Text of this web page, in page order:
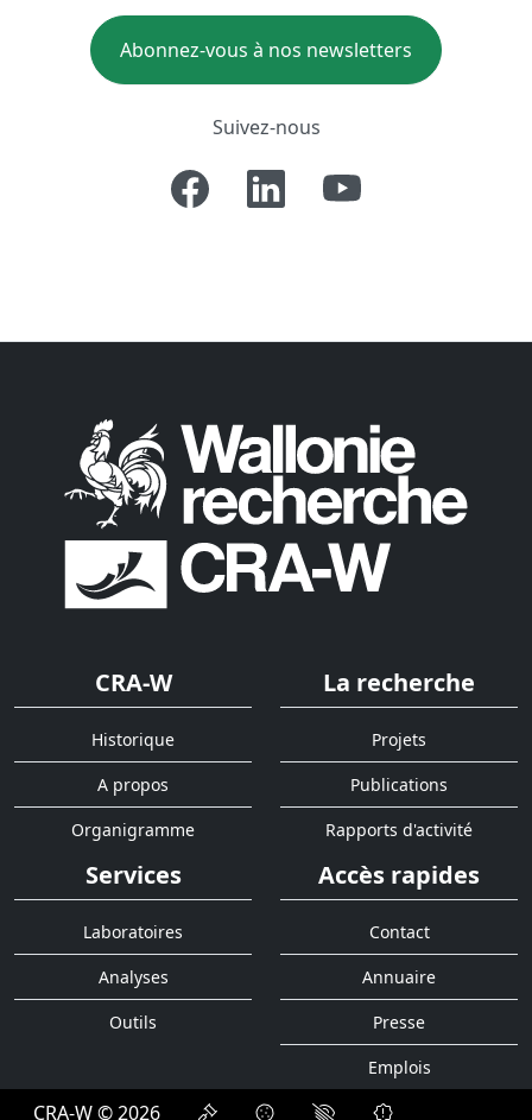
Abonnez-vous à nos newsletters
Suivez-nous
CRA-W
Historique
A propos
Organigramme
La recherche
Projets
Publications
Rapports d'activité
Services
Laboratoires
Analyses
Outils
Accès rapides
Contact
Annuaire
Presse
Emplois
CRA-W © 2026